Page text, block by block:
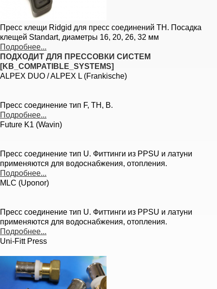
Пресс клещи Ridgid для пресс соединений TH. Посадка
клещей Standart, диаметры 16, 20, 26, 32 мм
Подробнее...
ПОДХОДИТ ДЛЯ ПРЕССОВКИ СИСТЕМ
[KB_COMPATIBLE_SYSTEMS]
ALPEX DUO / ALPEX L (Frankische)
Пресс соединение тип F, TH, B.
Подробнее...
Future K1 (Wavin)
Пресс соединение тип U. Фиттинги из PPSU и латуни
применяются для водоснабжения, отопления.
Подробнее...
MLC (Uponor)
Пресс соединение тип U. Фиттинги из PPSU и латуни
применяются для водоснабжения, отопления.
Подробнее...
Uni-Fitt Press